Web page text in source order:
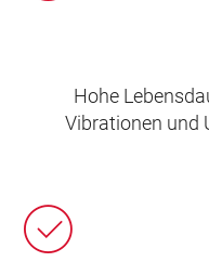
Hohe
Vibrationen und